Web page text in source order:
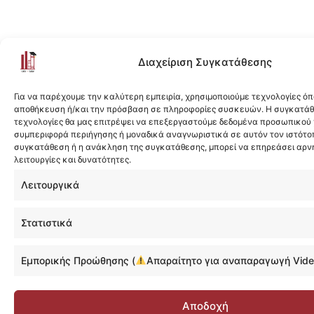
Διαχείριση Συγκατάθεσης
Για να παρέχουμε την καλύτερη εμπειρία, χρησιμοποιούμε τεχνολογίες
αποθήκευση ή/και την πρόσβαση σε πληροφορίες συσκευών. Η
τεχνολογίες θα μας επιτρέψει να επεξεργαστούμε δεδομένα
συμπεριφορά περιήγησης ή μοναδικά αναγνωριστικά σε αυτόν τον
συγκατάθεση ή η ανάκληση της συγκατάθεσης, μπορεί να επηρεάσει
λειτουργίες και δυνατότητες.
Λειτουργικά
Στατιστικά
Εμπορικής Προώθησης ( Απαραίτητο για αναπαραγωγή
Αποδοχή